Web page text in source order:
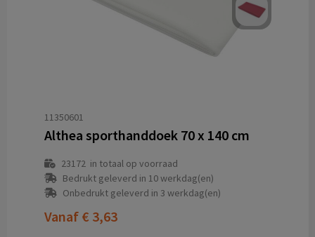
11350601
Althea sporthanddoek 70 x 140 cm
23172in totaal op voorraad
Bedrukt geleverd in 10 werkdag(en)
Onbedrukt geleverd in 3 werkdag(en)
Vanaf € 3,63